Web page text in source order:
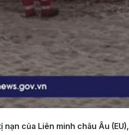
của Liên minh châu Âu (EU),